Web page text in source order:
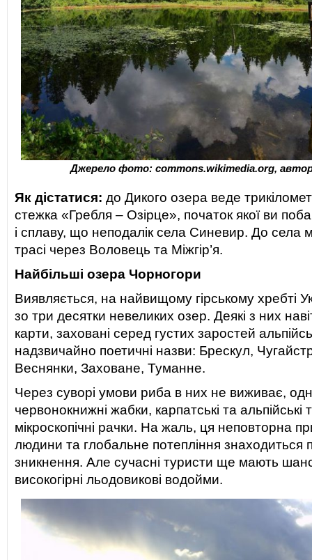
Джерело фото: commons.wikimedia.org, автор
Як дістатися: до Дикого озера веде
стежка «Гребля – Озірце», початок якої ви
і сплаву, що неподалік села Синевир. До села
трасі через Воловець та Міжгір’я.
Найбільші озера Чорногори
Виявляється, на найвищому гірському хребті
зо три десятки невеликих озер. Деякі з них
карти, заховані серед густих заростей
надзвичайно поетичні назви: Брескул,
Веснянки, Заховане, Туманне.
Через суворі умови риба в них не виживає,
червонокнижні жабки, карпатські та
мікроскопічні рачки. На жаль, ця неповторна
людини та глобальне потепління знаходиться
зникнення. Але сучасні туристи ще мають
високогірні льодовикові водойми.